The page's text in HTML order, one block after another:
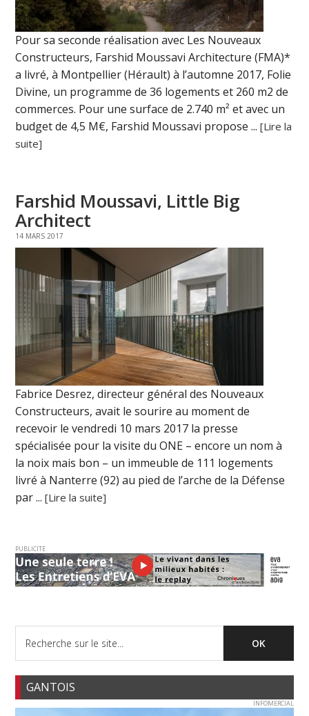
Pour sa seconde réalisation avec Les Nouveaux
Constructeurs, Farshid Moussavi Architecture (FMA)*
a livré, à Montpellier (Hérault) à l’automne 2017, Folie
Divine, un programme de 36 logements et 260 m2 de
commerces. Pour une surface de 2.740 m² et avec un
budget de 4,5 M€, Farshid Moussavi propose ...[Lire la
suite]
Farshid Moussavi, Little Big
Architect
14 MARS 2017
Fabrice Desrez, directeur général des Nouveaux
Constructeurs, avait le sourire au moment de
recevoir le vendredi 10 mars 2017 la presse
spécialisée pour la visite du ONE – encore un nom à
la noix mais bon – un immeuble de 111 logements
livré à Nanterre (92) au pied de l’arche de la Défense
par ...[Lire la suite]
PUBLICITE
GANTOIS
INFOMERCIAL